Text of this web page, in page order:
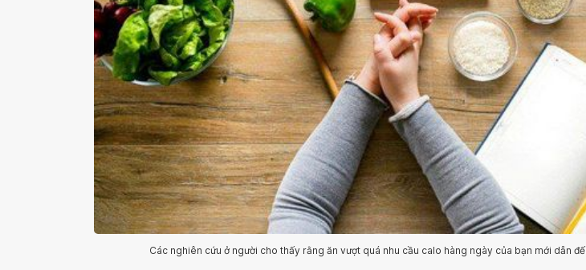
Các nghiên cứu ở người cho thấy rằng ăn vượt quá nhu cầu calo hàng ngày của bạn mới dẫn